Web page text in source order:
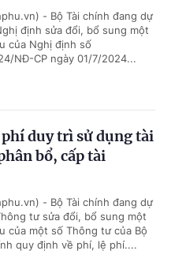
- Bộ Tài chính đang dự
định sửa đổi, bổ sung một
của Nghị định số
NĐ-CP ngày 01/7/2024...
duy trì sử dụng tài
bổ, cấp tài
- Bộ Tài chính đang dự
tư sửa đổi, bổ sung một
của một số Thông tư của Bộ
quy định về phí, lệ phí....